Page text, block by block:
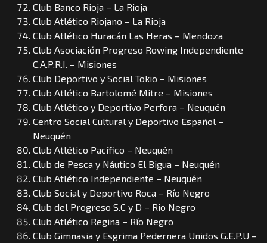
Club Banco Rioja – La Rioja
Club Atlético Riojano – La Rioja
Club Atlético Huracán Las Heras – Mendoza
Club Asociación Progreso Rowing Independiente
C.A.P.R.I. – Misiones
Club Deportivo y Social Tokio – Misiones
Club Atlético Bartolomé Mitre – Misiones
Club Atlético y Deportivo Perfora – Neuquén
Centro Social Cultural y Deportivo Español –
Neuquén
Club Atlético Pacífico – Neuquén
Club de Pesca y Náutico El Bigua – Neuquén
Club Atlético Independiente – Neuquén
Club Social y Deportivo Roca – Río Negro
Club del Progreso S.C y D – Rio Negro
Club Atlético Regina – Río Negro
Club Gimnasia y Esgrima Pedernera Unidos G.E.P.U –